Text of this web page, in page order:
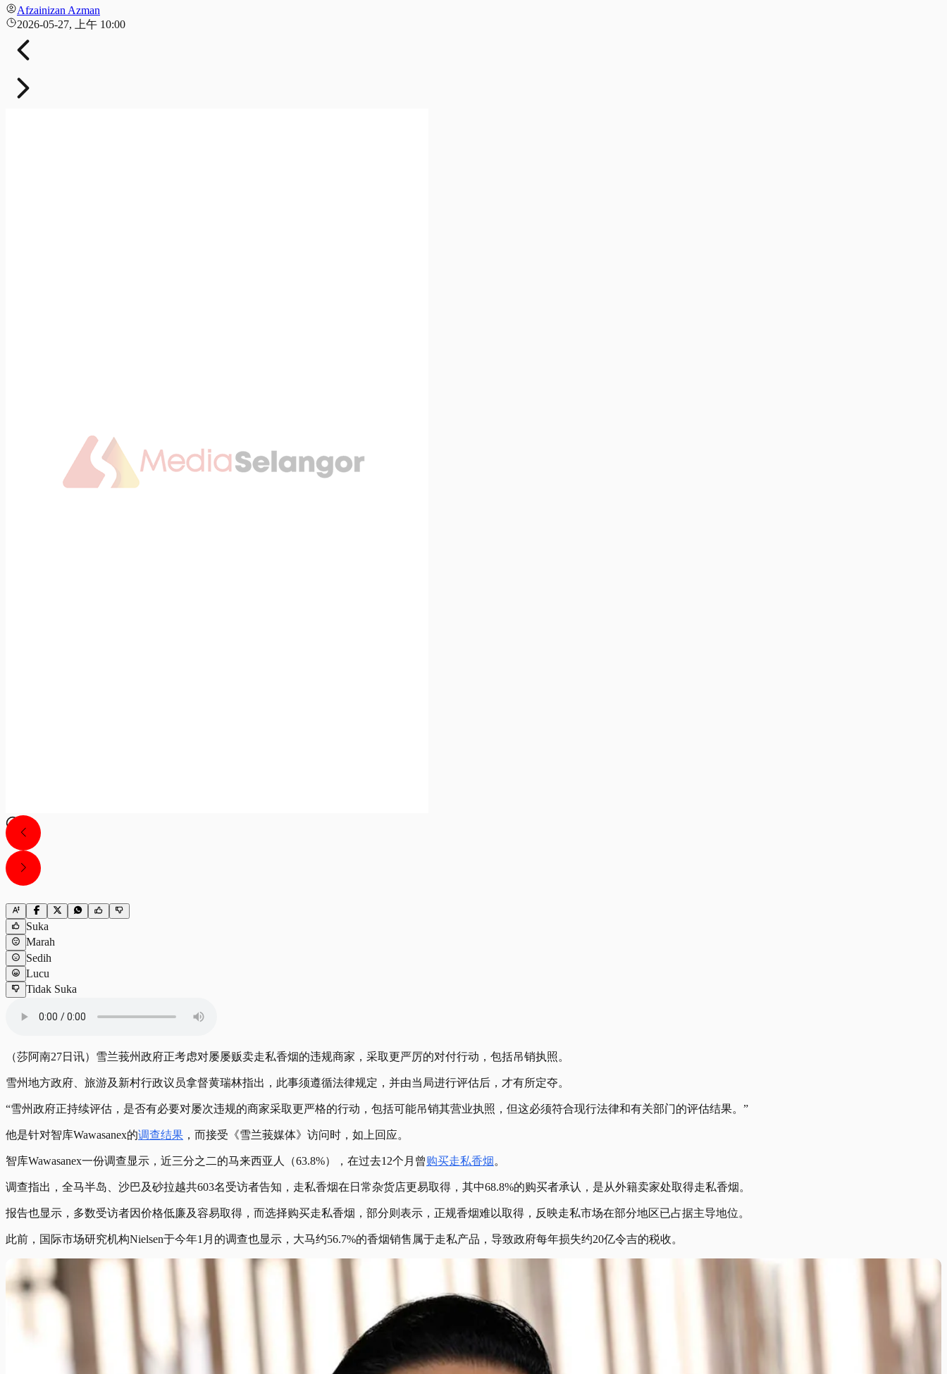
Afzainizan Azman
2026-05-27, 上午 10:00
Suka
Marah
Sedih
Lucu
Tidak Suka
（莎阿南27日讯）雪兰莪州政府正考虑对屡屡贩卖走私香烟的违规商家，采取更严厉的对付行动，包括吊销执照。
雪州地方政府、旅游及新村行政议员拿督黄瑞林指出，此事须遵循法律规定，并由当局进行评估后，才有所定夺。
“雪州政府正持续评估，是否有必要对屡次违规的商家采取更严格的行动，包括可能吊销其营业执照，但这必须符合现行法律和有关部门的评估结果。”
他是针对智库Wawasanex的调查结果 ，而接受《雪兰莪媒体》访问时，如上回应。
智库Wawasanex一份调查显示，近三分之二的马来西亚人（63.8%），在过去12个月曾购买走私香烟。
调查指出，全马半岛、沙巴及砂拉越共603名受访者告知，走私香烟在日常杂货店更易取得，其中68.8%的购买者承认，是从外籍卖家处取得走私香烟。
报告也显示，多数受访者因价格低廉及容易取得，而选择购买走私香烟，部分则表示，正规香烟难以取得，反映走私市场在部分地区已占据主导地位。
此前，国际市场研究机构Nielsen于今年1月的调查也显示，大马约56.7%的香烟销售属于走私产品，导致政府每年损失约20亿令吉的税收。